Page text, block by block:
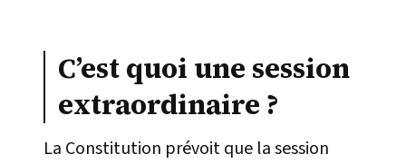
C’est quoi une session
extraordinaire ?
La Constitution prévoit que la session